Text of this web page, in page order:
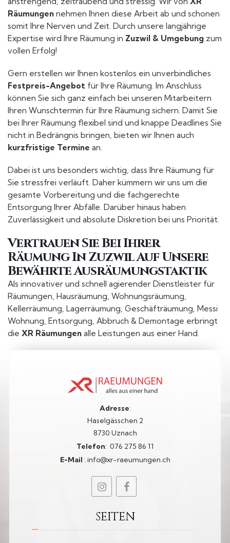
Räumungen nehmen Ihnen diese Arbeit ab und schonen
somit Ihre Nerven und Zeit. Durch unsere langjährige
Expertise wird Ihre Räumung in Zuzwil & Umgebung zum
vollen Erfolg!
Gern erstellen wir Ihnen kostenlos ein unverbindliches
Festpreis-Angebot für Ihre Räumung. Im Anschluss
können Sie sich ganz einfach bei unseren Mitarbeitern
Ihren Wunschtermin für Ihre Räumung sichern. Damit Sie
bei Ihrer Räumung flexibel sind und knappe Deadlines Sie
nicht in Bedrängnis bringen, bieten wir Ihnen auch
kurzfristige Termine an.
Dabei ist uns besonders wichtig, dass Ihre Räumung für
Sie stressfrei verläuft. Daher kümmern wir uns um die
gesamte Vorbereitung und die fachgerechte
Entsorgung Ihrer Abfälle. Darüber hinaus haben
Zuverlässigkeit und absolute Diskretion bei uns Priorität.
Vertrauen Sie Bei Ihrer
Räumung In Zuzwil Auf Unsere
Bewährte Ausräumungstaktik
Als innovativer und schnell agierender Dienstleister für
Räumungen, Hausräumung, Wohnungsräumung,
Kellerräumung, Lagerräumung, Geschäfträumung, Messi
Wohnung, Entsorgung, Abbruch & Demontage erbringt
die XR Räumungen alle Leistungen aus einer Hand.
Adresse:
Haselgässchen 2
8730 Uznach
Telefon: 076 275 86 11​
E-Mail :info@xr-raeumungen.ch
SEITEN